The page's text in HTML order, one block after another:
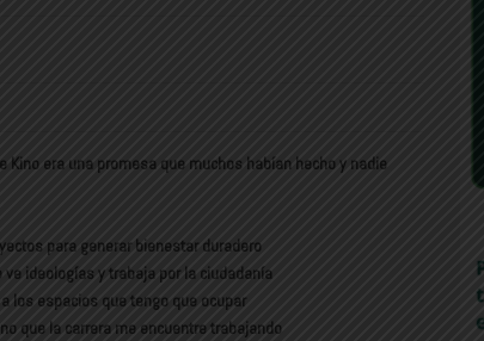
Kino era una promesa que muchos habían hecho y nadie
para generar bienestar duradero
ideologías y trabaja por la ciudadanía
los espacios que tengo que ocupar
que la carrera me encuentre trabajando